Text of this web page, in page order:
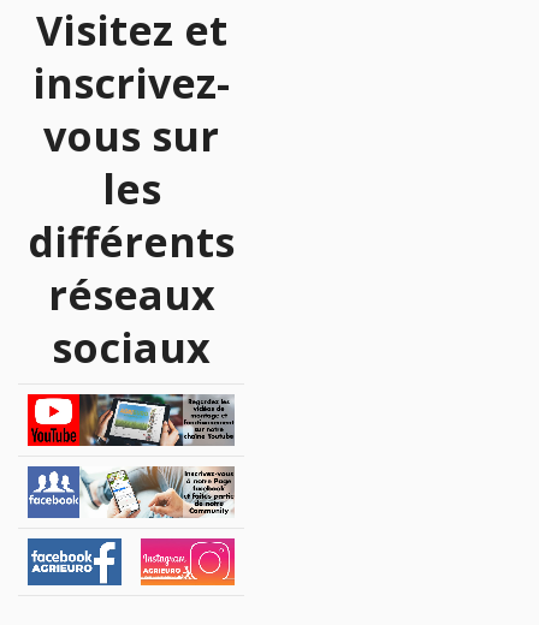
Visitez et
inscrivez-
vous sur
les
différents
réseaux
sociaux